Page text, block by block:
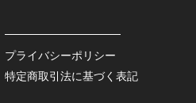
プライバシーポリシー
特定商取引法に基づく表記